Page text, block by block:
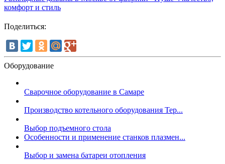
комфорт и стиль
Поделиться:
Оборудование
Сварочное оборудование в Самаре
Производство котельного оборудования Тер...
Выбор подъемного стола
Особенности и применение станков плазмен...
Выбор и замена батареи отопления